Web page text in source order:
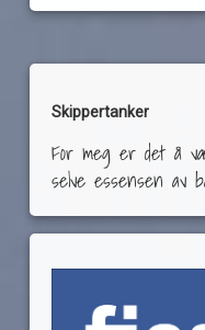
Skippertanker
For meg er det å
selve essensen av